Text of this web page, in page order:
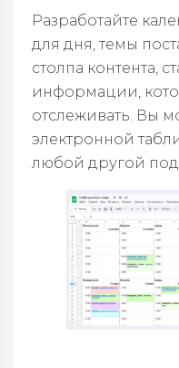
Разработайте
для дня, темы
столпа контента,
информации,
отслеживать. Вы
электронной
любой другой